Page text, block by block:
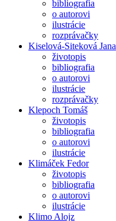
bibliografia
o autorovi
ilustrácie
rozprávačky
Kiselová-Siteková Jana
životopis
bibliografia
o autorovi
ilustrácie
rozprávačky
Klepoch Tomáš
životopis
bibliografia
o autorovi
ilustrácie
Klimáček Fedor
životopis
bibliografia
o autorovi
ilustrácie
Klimo Alojz